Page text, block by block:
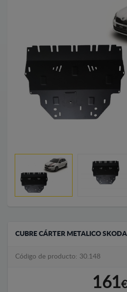
CUBRE CÁRTER METALICO
Código de producto: 30.148
161€